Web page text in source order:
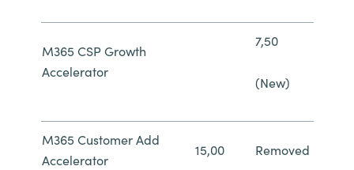
M365 CSP Growth
Accelerator
7,50
(New)
M365 Customer Add
Accelerator
15,00 Removed